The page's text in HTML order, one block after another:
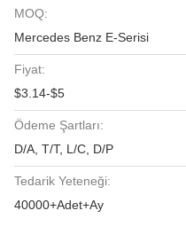
MOQ:
Mercedes Benz E-Serisi
Fiyat:
$3.14-$5
Ödeme Şartları:
D/A, T/T, L/C, D/P
Tedarik Yeteneği:
40000+Adet+Ay